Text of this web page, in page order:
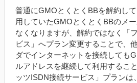
普通にGMOとくとくBBを解約し
用していたGMOとくとくBBのメ
なくなりますが、解約ではなく「
ビス」へプラン変更することで、
ダでインターネットを接続しても
ルアドレスを継続して利用するこ
ッツISDN接続サービス」プランは